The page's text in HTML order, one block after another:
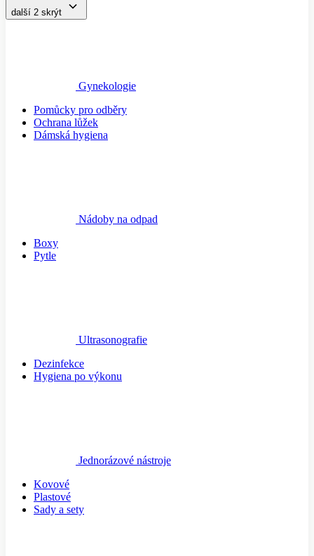
další 2 skrýt
Gynekologie
Pomůcky pro odběry
Ochrana lůžek
Dámská hygiena
Nádoby na odpad
Boxy
Pytle
Ultrasonografie
Dezinfekce
Hygiena po výkonu
Jednorázové nástroje
Kovové
Plastové
Sady a sety